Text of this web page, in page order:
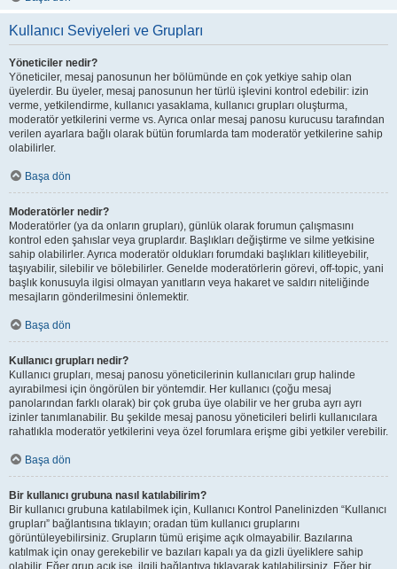
Kullanıcı Seviyeleri ve Grupları
Yöneticiler nedir?
Yöneticiler, mesaj panosunun her bölümünde en çok yetkiye sahip olan
üyelerdir. Bu üyeler, mesaj panosunun her türlü işlevini kontrol edebilir: izin
verme, yetkilendirme, kullanıcı yasaklama, kullanıcı grupları oluşturma,
moderatör yetkilerini verme vs. Ayrıca onlar mesaj panosu kurucusu tarafından
verilen ayarlara bağlı olarak bütün forumlarda tam moderatör yetkilerine sahip
olabilirler.
Başa dön
Moderatörler nedir?
Moderatörler (ya da onların grupları), günlük olarak forumun çalışmasını
kontrol eden şahıslar veya gruplardır. Başlıkları değiştirme ve silme yetkisine
sahip olabilirler. Ayrıca moderatör oldukları forumdaki başlıkları kilitleyebilir,
taşıyabilir, silebilir ve bölebilirler. Genelde moderatörlerin görevi, off-topic, yani
başlık konusuyla ilgisi olmayan yanıtların veya hakaret ve saldırı niteliğinde
mesajların gönderilmesini önlemektir.
Başa dön
Kullanıcı grupları nedir?
Kullanıcı grupları, mesaj panosu yöneticilerinin kullanıcıları grup halinde
ayırabilmesi için öngörülen bir yöntemdir. Her kullanıcı (çoğu mesaj
panolarından farklı olarak) bir çok gruba üye olabilir ve her gruba ayrı ayrı
izinler tanımlanabilir. Bu şekilde mesaj panosu yöneticileri belirli kullanıcılara
rahatlıkla moderatör yetkilerini veya özel forumlara erişme gibi yetkiler verebilir.
Başa dön
Bir kullanıcı grubuna nasıl katılabilirim?
Bir kullanıcı grubuna katılabilmek için, Kullanıcı Kontrol Panelinizden “Kullanıcı
grupları” bağlantısına tıklayın; oradan tüm kullanıcı gruplarını
görüntüleyebilirsiniz. Grupların tümü erişime açık olmayabilir. Bazılarına
katılmak için onay gerekebilir ve bazıları kapalı ya da gizli üyeliklere sahip
olabilir. Eğer grup açık ise, ilgili bağlantıya tıklayarak katılabilirsiniz. Eğer bir